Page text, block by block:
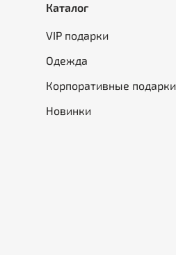
Каталог
VIP подарки
Одежда
Корпоративные подарки
Новинки